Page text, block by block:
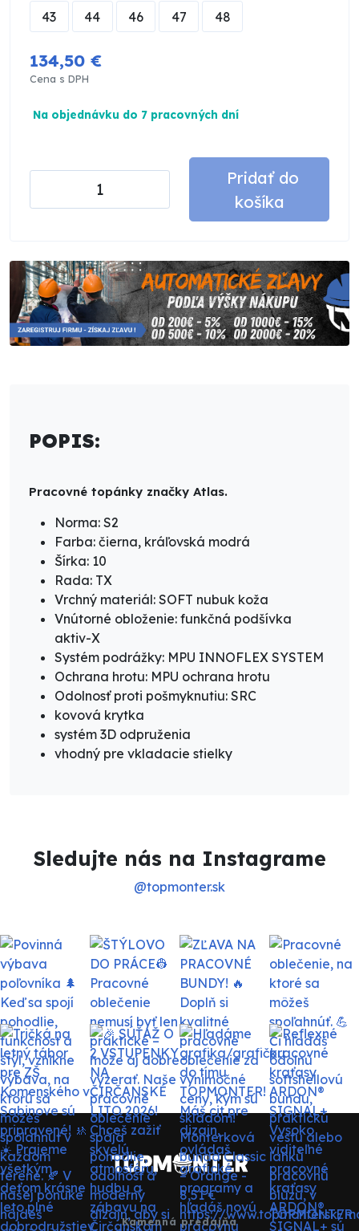
43 44 46 47 48
134,50 €
Cena s DPH
Na objednávku do 7 pracovných dní
Pridať do
košíka
POPIS:
Pracovné topánky značky Atlas.
Norma: S2
Farba: čierna, kráľovská modrá
Šírka: 10
Rada: TX
Vrchný materiál: SOFT nubuk koža
Vnútorné obloženie: funkčná podšívka
aktiv-X
Systém podrážky: MPU INNOFLEX SYSTEM
Ochrana hrotu: MPU ochrana hrotu
Odolnosť proti pošmyknutiu: SRC
kovová krytka
systém 3D odpruženia
vhodný pre vkladacie stielky
Sledujte nás na Instagrame
@topmonter.sk
Kamenná predajňa